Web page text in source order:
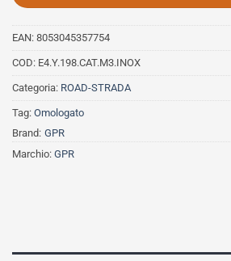
EAN: 8053045357754
COD: E4.Y.198.CAT.M3.INOX
Categoria: ROAD-STRADA
Tag: Omologato
Brand: GPR
Marchio: GPR